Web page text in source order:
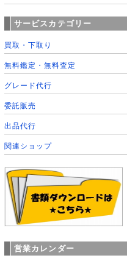
サービスカテゴリー
買取・下取り
無料鑑定・無料査定
グレード代行
委託販売
出品代行
関連ショップ
営業カレンダー